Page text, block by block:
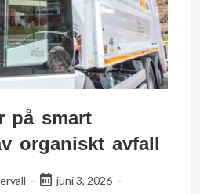
på smart
organiskt avfall
juni 3, 2026